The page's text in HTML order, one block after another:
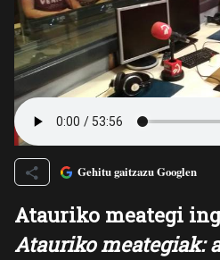
Gehitu gaitzazu Googlen
Atauriko meategi
Atauriko meategiak: